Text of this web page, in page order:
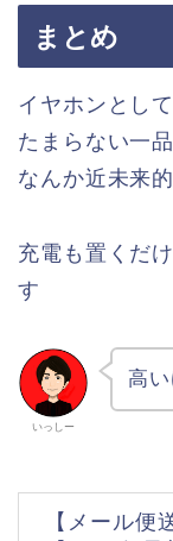
まとめ
イヤホンとし
たまらない一
なんか近未来
充電も置くだ
す
いっしー
高
【メール便